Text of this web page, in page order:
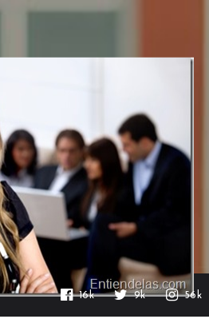
16k 9k 56k